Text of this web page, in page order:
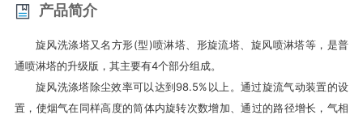
产品简介
旋风洗涤塔又名方形(型)喷淋塔、形旋流塔、旋风喷淋塔等，是普
通喷淋塔的升级版，其主要有4个部分组成。
旋风洗涤塔除尘效率可以达到98.5%以上。通过旋流气动装置的设
置，使烟气在同样高度的筒体内旋转次数增加、通过的路径增长，气相